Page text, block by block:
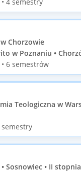
Chorzowie
w Poznaniu •
6 semestrów
Teologiczna w
Sosnowiec • II stopnia